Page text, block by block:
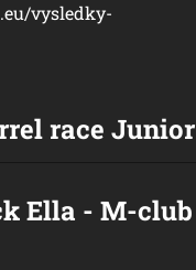
vysledky-
race Junior
Ella - M-club